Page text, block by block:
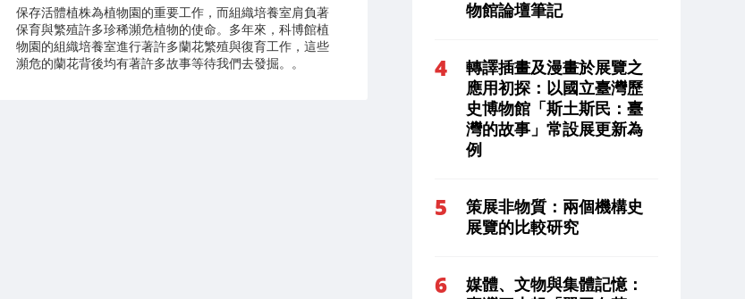
保存活體植株為植物園的重要工作，而組織培養室肩負著
保育與繁殖許多珍稀瀕危植物的使命。多年來，科博館植
物園的組織培養室進行著許多蘭花繁殖與復育工作，這些
瀕危的蘭花背後均有著許多故事等待我們去發掘。。
物館論壇筆記
轉譯插畫及漫畫於展覽之
應用初探：以國立臺灣歷
史博物館「斯土斯民：臺
灣的故事」常設展更新為
例
策展非物質：兩個機構史
展覽的比較研究
媒體、文物與集體記憶：